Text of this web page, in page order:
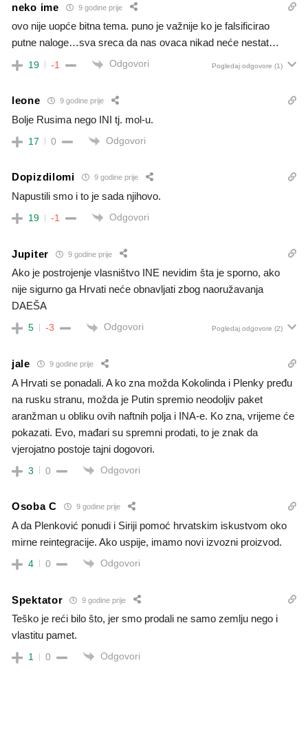
neko ime 9 godine prije
ovo nije uopće bitna tema. puno je važnije ko je falsificirao
putne naloge…sva sreca da nas ovaca nikad neće nestat…
19 -1 Odgovori Pogledaj odgovore (1)
leone 9 godine prije
Bolje Rusima nego INI tj. mol-u.
17 0 Odgovori
Dopizdilomi 9 godine prije
Napustili smo i to je sada njihovo.
19 -1 Odgovori
Jupiter 9 godine prije
Ako je postrojenje vlasništvo INE nevidim šta je sporno, ako
nije sigurno ga Hrvati neće obnavljati zbog naoružavanja
DAEŠA
5 -3 Odgovori Pogledaj odgovore (2)
jale 9 godine prije
A Hrvati se ponadali. A ko zna možda Kokolinda i Plenky pređu
na rusku stranu, možda je Putin spremio neodoljiv paket
aranžman u obliku ovih naftnih polja i INA-e. Ko zna, vrijeme će
pokazati. Evo, mađari su spremni prodati, to je znak da
vjerojatno postoje tajni dogovori.
3 0 Odgovori
Osoba C 9 godine prije
A da Plenković ponudi i Siriji pomoć hrvatskim iskustvom oko
mirne reintegracije. Ako uspije, imamo novi izvozni proizvod.
4 0 Odgovori
Spektator 9 godine prije
Teško je reći bilo što, jer smo prodali ne samo zemlju nego i
vlastitu pamet.
1 0 Odgovori